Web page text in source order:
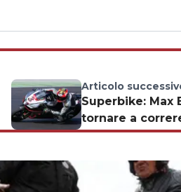
Articolo
Superbike: Max
tornare a